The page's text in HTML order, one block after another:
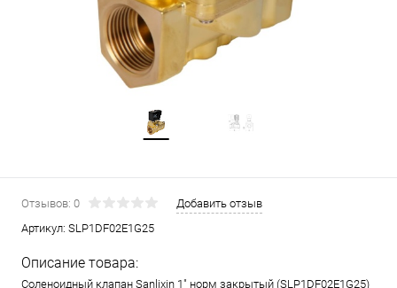
Отзывов: 0
Добавить отзыв
Артикул: SLP1DF02E1G25
Описание товара:
Соленоидный клапан Sanlixin 1" норм закрытый (SLP1DF02E1G25)